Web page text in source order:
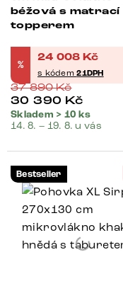
béžová s matrací
topperem
%
24 008 Kč
s kódem21DPH
37 890Kč
30 390 Kč
Skladem > 10 ks
14. 8. – 19. 8. u vás
Bestseller